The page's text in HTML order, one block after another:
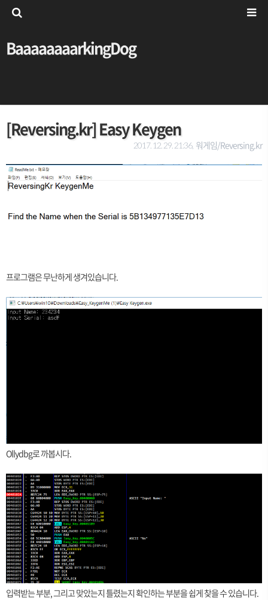
BaaaaaaaarkingDog
[Reversing.kr] Easy Keygen
2017. 12. 29. 21:36, 워게임/Reversing.kr
프로그램은 무난하게 생겨있습니다.
Ollydbg로 까봅시다.
입력받는 부분, 그리고 맞았는지 틀렸는지 확인하는 부분을 쉽게 찾을 수 있습니다.